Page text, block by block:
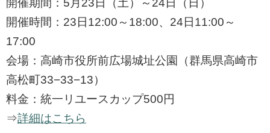
開催時間：23日12:00～18:00、24日11:00～
17:00
会場：高崎市役所前広場城址公園（群馬県高崎市
高松町33−33−13）
料金：統一リユースカップ500円
⇒詳細はこちら